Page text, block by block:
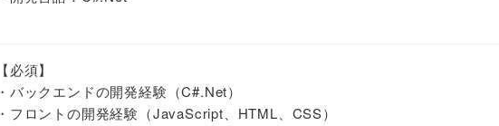
【必須】
・バックエンドの開発経験（C#.Net）
・フロントの開発経験（JavaScript、HTML、CSS）